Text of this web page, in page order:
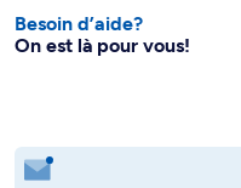
Besoin d’aide?
On est là pour vous!